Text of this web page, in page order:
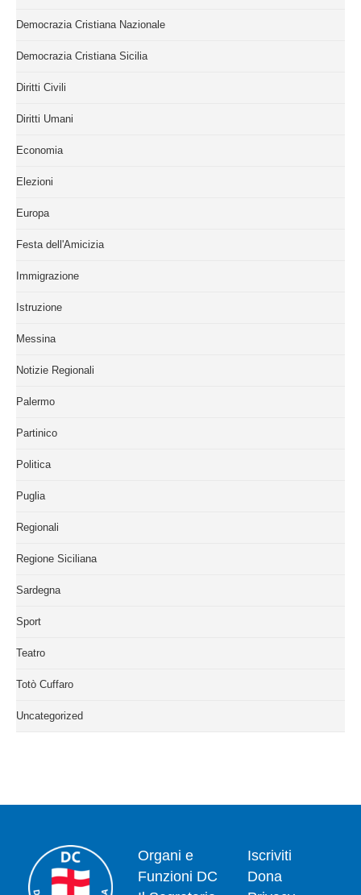
Democrazia Cristiana Nazionale
Democrazia Cristiana Sicilia
Diritti Civili
Diritti Umani
Economia
Elezioni
Europa
Festa dell'Amicizia
Immigrazione
Istruzione
Messina
Notizie Regionali
Palermo
Partinico
Politica
Puglia
Regionali
Regione Siciliana
Sardegna
Sport
Teatro
Totò Cuffaro
Uncategorized
Organi e
Funzioni DC
Iscriviti
Dona